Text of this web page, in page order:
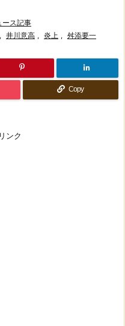
ース記事
, 井川意高 , 炎上 , 舛添要一
Copy
ンク